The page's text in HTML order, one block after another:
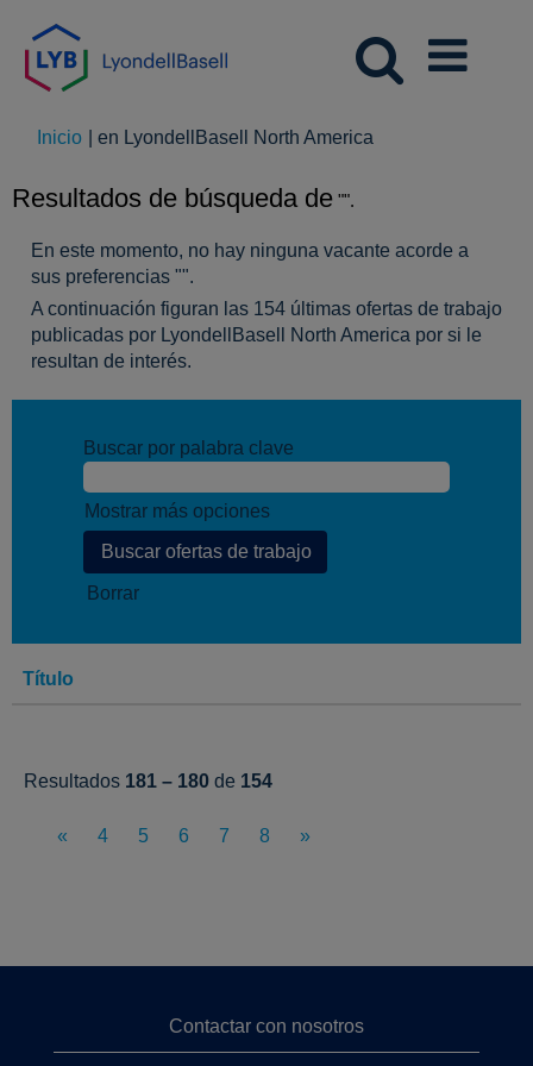
Inicio en LyondellBasell North America
Resultados de búsqueda de "".
En este momento, no hay ninguna vacante acorde a
sus preferencias "".
A continuación figuran las 154 últimas ofertas de trabajo
publicadas por LyondellBasell North America por si le
resultan de interés.
Buscar por palabra clave
Mostrar más opciones
Borrar
Título
Resultados 181 – 180 de 154
« 4 5 6 7 8 »
Contactar con nosotros